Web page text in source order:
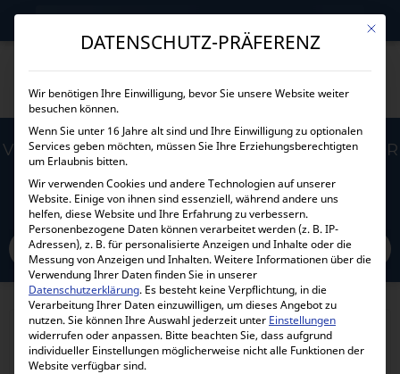
→
VICTRON ENERGY ARGOFET BATTERY ISOLATOR
200A 3 BATTERIES ARG200301020R
Home Alle Produkte Zubehör Ladestromverteiler
Victron Energy Argofet battery isolator 200A 3 batteries ARG200301020R
Mit
DATENSCHUTZ-PRÄFERENZ
Wir benötigen Ihre Einwilligung, bevor Sie unsere Website weiter
besuchen können.
Wenn Sie unter 16 Jahre alt sind und Ihre Einwilligung zu optionalen
Services geben möchten, müssen Sie Ihre Erziehungsberechtigten
um Erlaubnis bitten.
Wir verwenden Cookies und andere Technologien auf unserer
Website. Einige von ihnen sind essenziell, während andere uns
helfen, diese Website und Ihre Erfahrung zu verbessern.
Personenbezogene Daten können verarbeitet werden (z. B. IP-
Adressen), z. B. für personalisierte Anzeigen und Inhalte oder die
Messung von Anzeigen und Inhalten.Weitere Informationen über die
Verwendung Ihrer Daten finden Sie in unserer
Datenschutzerklärung. Es besteht keine Verpflichtung, in die
Verarbeitung Ihrer Daten einzuwilligen, um dieses Angebot zu
nutzen.Sie können Ihre Auswahl jederzeit unter Einstellungen
widerrufen oder anpassen. Bitte beachten Sie, dass aufgrund
individueller Einstellungen möglicherweise nicht alle Funktionen der
Website verfügbar sind.